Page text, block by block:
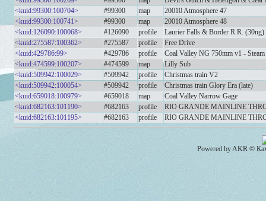
<kuid:99300:100704>
#99300 map
20010 Atmosphere 47
<kuid:99300:100741>
#99300 map
20010 Atmosphere 48
<kuid:126090:100068>
#126090 profile
Laurier Falls & Border R.R. (30ng)
<kuid:275587:100362>
#275587 profile
Free Drive
<kuid:429786:99>
#429786 profile
Coal Valley NG 750mm v1 - Steam
<kuid:474599:100207>
#474599 map
Lilly Sub
<kuid:509942:100029>
#509942 profile
Christmas train V2
<kuid:509942:100054>
#509942 profile
Christmas train Glory Era (late)
<kuid:659018:100979>
#659018 map
Coal Valley Narrow Gage
<kuid:682163:101190>
#682163 profile
RIO GRANDE MAINLINE
<kuid:682163:101195>
#682163 profile RIO GRANDE MAINLINE
Powered by AKR ©